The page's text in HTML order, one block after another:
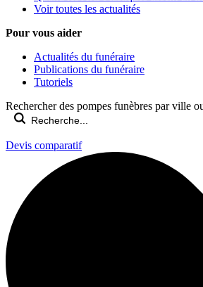
Voir toutes les actualités
Pour vous aider
Actualités du funéraire
Publications du funéraire
Tutoriels
Rechercher des pompes funèbres par ville
Devis comparatif